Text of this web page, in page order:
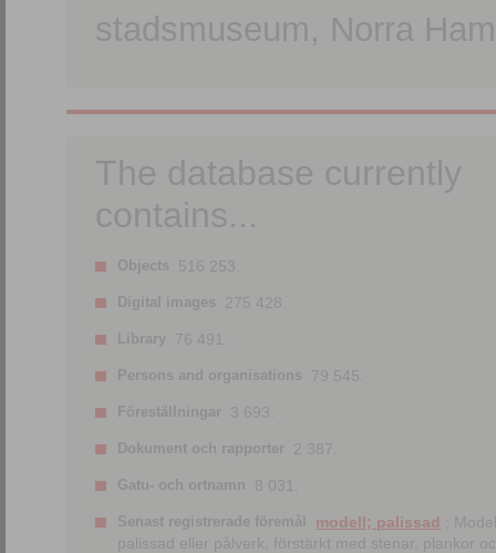
stadsmuseum, Norra
The database currently
contains...
Objects 516 253.
Digital images 275 428.
Library 76 491.
Persons and organisations 79 545.
Föreställningar 3 693.
Dokument och rapporter 2 387.
Gatu- och ortnamn 8 031.
Senast registrerade föremål modell; palissad
;
palissad eller pålverk, förstärkt med stenar, plankor